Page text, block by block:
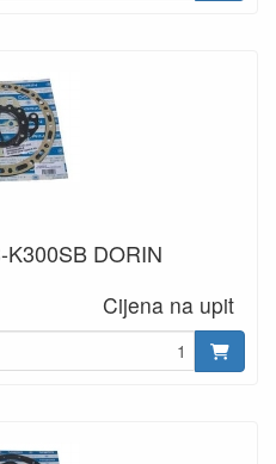
DORIN
Cijena na upit